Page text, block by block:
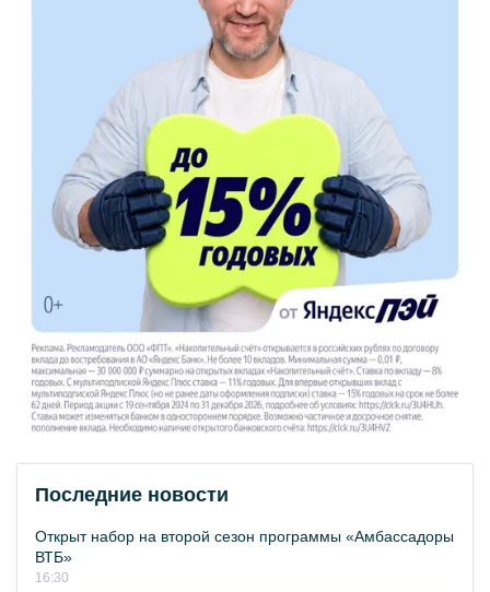
Последние новости
Открыт набор на второй сезон программы «Амбассадоры
ВТБ»
16:30